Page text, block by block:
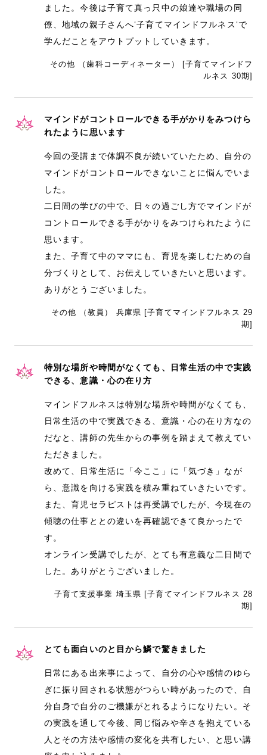
ました。今後は子育て真っ只中の娘達や職場の同
僚、地域の親子さんへ‘子育てマインドフルネス‘で
学んだことをアウトプットしていきます。
その他 （歯科コーディネーター） [子育てマインドフ
ルネス 30期]
マインドがコントロールできる手がかりをみつけら
れたように思います
今回の受講まで体調不良が続いていたため、自分の
マインドがコントロールできないことに悩んでいま
した。
二日間の学びの中で、日々の過ごし方でマインドが
コントロールできる手がかりをみつけられたように
思います。
また、子育て中のママにも、育児を楽しむための自
分づくりとして、お伝えしていきたいと思います。
ありがとうございました。
その他 （教員） 兵庫県 [子育てマインドフルネス 29
期]
特別な場所や時間がなくても、日常生活の中で実践
できる、意識・心の在り方
マインドフルネスは特別な場所や時間がなくても、
日常生活の中で実践できる、意識・心の在り方なの
だなと、講師の先生からの事例を踏まえて教えてい
ただきました。
改めて、日常生活に「今ここ」に「気づき」なが
ら、意識を向ける実践を積み重ねていきたいです。
また、育児セラピストは再受講でしたが、今現在の
傾聴の仕事ととの違いを再確認できて良かったで
す。
オンライン受講でしたが、とても有意義な二日間で
した。ありがとうございました。
子育て支援事業 埼玉県 [子育てマインドフルネス 28
期]
とても面白いのと目から鱗で驚きました
日常にある出来事によって、自分の心や感情のゆら
ぎに振り回される状態がつらい時があったので、自
分自身で自分のご機嫌がとれるようになりたい。そ
の実践を通して今後、同じ悩みや辛さを抱えている
人とその方法や感情の変化を共有したい、と思い講